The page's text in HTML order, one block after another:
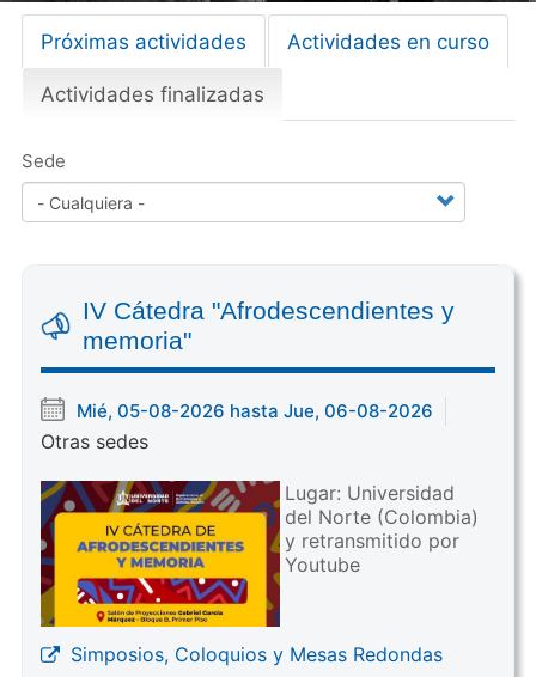
Primary
tabs
Próximas actividades Actividades en curso
Actividades finalizadas
l
c
v
Sede
IV Cátedra "Afrodescendientes y
memoria"
Mié, 05-08-2026 hasta Jue, 06-08-2026
Otras sedes
Lugar: Universidad
del Norte (Colombia)
y retransmitido por
Youtube
Simposios, Coloquios y Mesas Redondas